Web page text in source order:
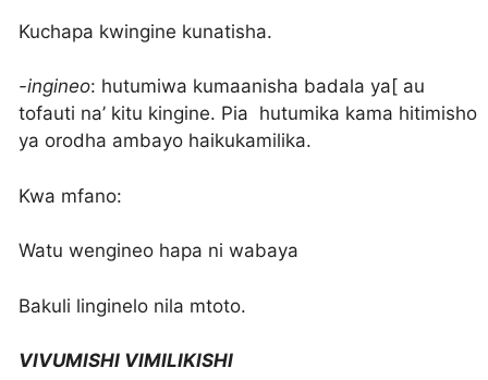
Kuchapa kwingine kunatisha.
-ingineo: hutumiwa kumaanisha badala ya[ au
tofauti na’ kitu kingine. Pia hutumika kama hitimisho
ya orodha ambayo haikukamilika.
Kwa mfano:
Watu wengineo hapa ni wabaya
Bakuli linginelo nila mtoto.
VIVUMISHI VIMILIKISHI